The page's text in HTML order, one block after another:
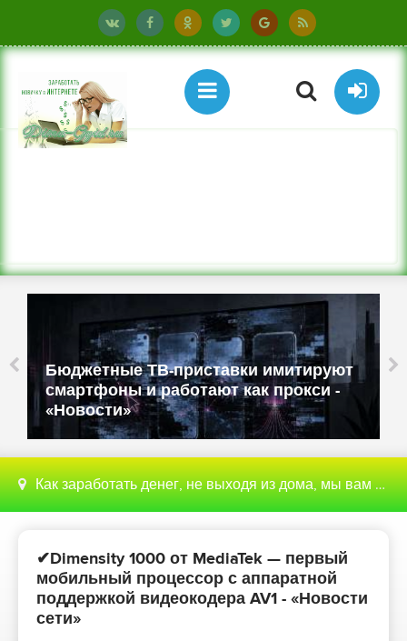
Бюджетные ТВ-приставки имитируют
смартфоны и работают как прокси -
«Новости»
Как заработать денег, не выходя из дома, мы вам поможем с этим разобраться
✔Dimensity 1000 от MediaTek — первый
мобильный процессор с аппаратной
поддержкой видеокодера AV1 - «Новости
сети»